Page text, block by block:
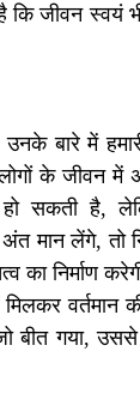
कि जीवन स्वयं
बारे में
के जीवन
हो सकती है,
मान लेंगे, तो
का निर्माण
वर्तमान
बीत गया,